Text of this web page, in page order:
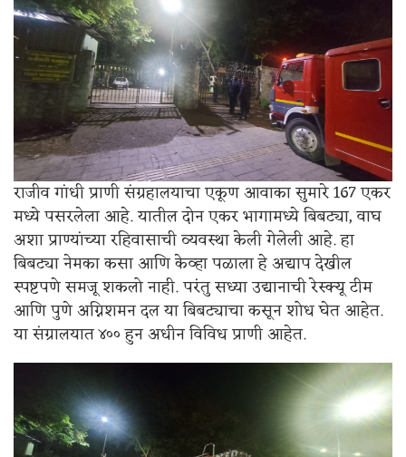
राजीव गांधी प्राणी संग्रहालयाचा एकूण आवाका सुमारे 167 एकर
मध्ये पसरलेला आहे. यातील दोन एकर भागामध्ये बिबट्या, वाघ
अशा प्राण्यांच्या रहिवासाची व्यवस्था केली गेलेली आहे. हा
बिबट्या नेमका कसा आणि केव्हा पळाला हे अद्याप देखील
स्पष्टपणे समजू शकलो नाही. परंतु सध्या उद्यानाची रेस्क्यू टीम
आणि पुणे अग्निशमन दल या बिबट्याचा कसून शोध घेत आहेत.
या संग्रालयात ४०० हुन अधीन विविध प्राणी आहेत.